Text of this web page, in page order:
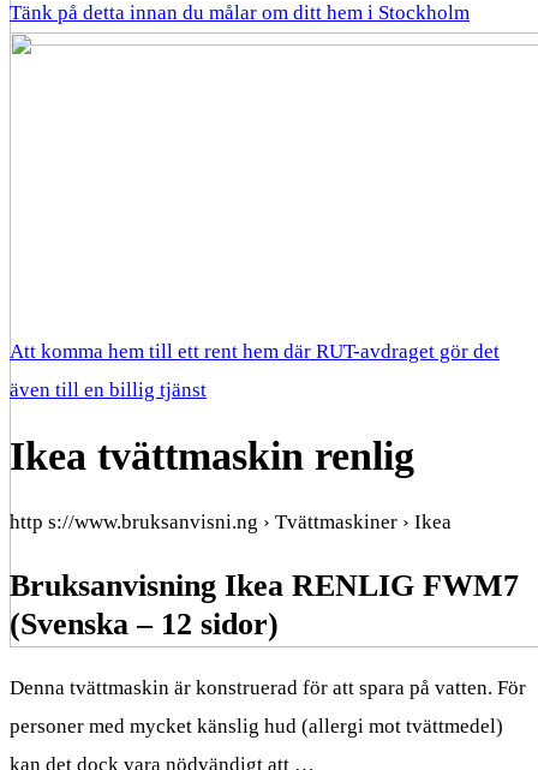
Tänk på detta innan du målar om ditt hem i Stockholm
Att komma hem till ett rent hem där RUT-avdraget gör det
även till en billig tjänst
Ikea tvättmaskin renlig
http s://www.bruksanvisni.ng › Tvättmaskiner › Ikea
Bruksanvisning Ikea RENLIG FWM7
(Svenska – 12 sidor)
Denna tvättmaskin är konstruerad för att spara på vatten. För
personer med mycket känslig hud (allergi mot tvättmedel)
kan det dock vara nödvändigt att …